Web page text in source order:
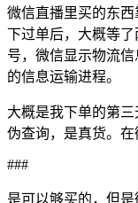
微信直播里买的东西
下过单后，大概等
号，微信显示物流
的信息运输进程。
大概是我下单的第
伪查询，是真货。在
###
是可以够买的，但